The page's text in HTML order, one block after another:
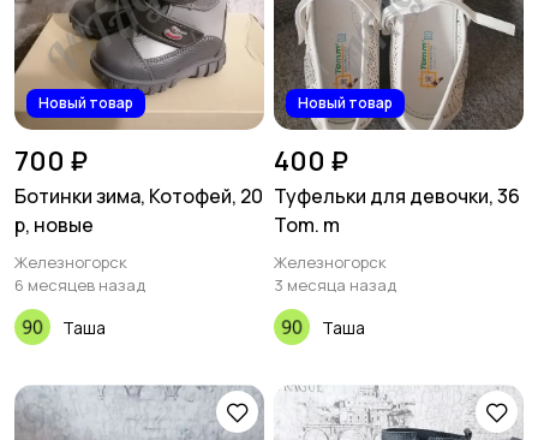
Новый товар
700 ₽
Ботинки зима, Котофей, 20
р, новые
Железногорск
6 месяцев назад
Таша
Новый товар
400 ₽
Туфельки для девочки, 36
Tom. m
Железногорск
3 месяца назад
Таша